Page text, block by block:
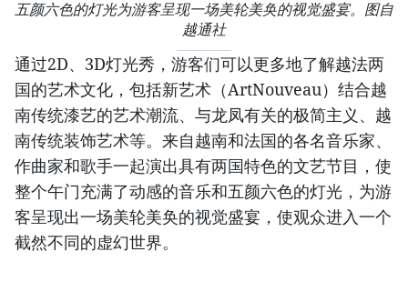
五颜六色的灯光为游客呈现一场美轮美奂的视觉盛宴。图自
越通社
通过2D、3D灯光秀，游客们可以更多地了解越法两
国的艺术文化，包括新艺术（ArtNouveau）结合越
南传统漆艺的艺术潮流、与龙凤有关的极简主义、越
南传统装饰艺术等。来自越南和法国的各名音乐家、
作曲家和歌手一起演出具有两国特色的文艺节目，使
整个午门充满了动感的音乐和五颜六色的灯光，为游
客呈现出一场美轮美奂的视觉盛宴，使观众进入一个
截然不同的虚幻世界。